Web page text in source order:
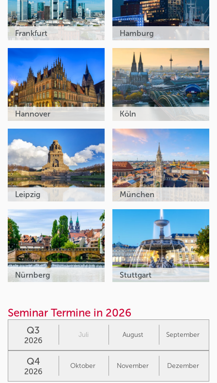
Frankfurt Hamburg
Hannover Köln
Leipzig München
Nürnberg Stuttgart
Seminar Termine in 2026
Q3
2026
Juli August September
Q4
2026
Oktober November Dezember